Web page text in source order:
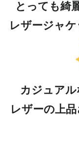
とっても綺
レザージャ
カジュア
レザーの上